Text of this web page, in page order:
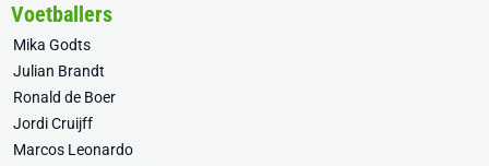
Voetballers
Mika Godts
Julian Brandt
Ronald de Boer
Jordi Cruijff
Marcos Leonardo